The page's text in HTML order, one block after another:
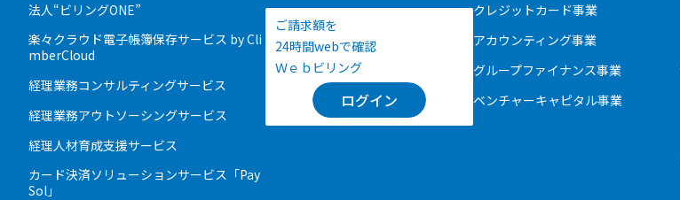
法人“ビリングONE”
楽々クラウド電子帳簿保存サービス by Cli
mberCloud
経理業務コンサルティングサービス
経理業務アウトソーシングサービス
経理人材育成支援サービス
カード決済ソリューションサービス「Pay
Sol」
ご請求額を
24時間webで確認
Ｗｅｂビリング
ログイン
クレジットカード事業
アカウンティング事業
グループファイナンス事業
ベンチャーキャピタル事業